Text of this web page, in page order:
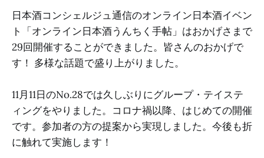
日本酒コンシェルジュ通信のオンライン日本酒イベン
ト「オンライン日本酒うんちく手帖」はおかげさまで
29回開催することができました。皆さんのおかげで
す！ 多様な話題で盛り上がりました。
11月11日のNo.28では久しぶりにグループ・テイステ
ィングをやりました。コロナ禍以降、はじめての開催
です。参加者の方の提案から実現しました。今後も折
に触れて実施します！